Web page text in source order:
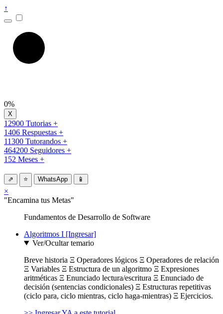
↑
0%
12900 Tutorias +
1406 Respuestas +
11300 Tutorandos +
464200 Seguidores +
152 Meses +
⇗ ⭐ WhatsApp 📱
×
"Encamina tus Metas"
Fundamentos de Desarrollo de Software
Algoritmos I [Ingresar]
Ver/Ocultar temario
Breve historia Ξ Operadores lógicos Ξ Operadores de relación
Ξ Variables Ξ Estructura de un algoritmo Ξ Expresiones
aritméticas Ξ Enunciado lectura/escritura Ξ Enunciado de
decisión (sentencias condicionales) Ξ Estructuras repetitivas
(ciclo para, ciclo mientras, ciclo haga-mientras) Ξ Ejercicios.